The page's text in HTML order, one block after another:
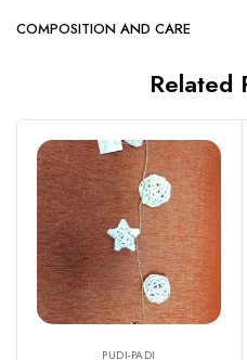
COMPOSITION AND CARE
Related
PUDI-PADI